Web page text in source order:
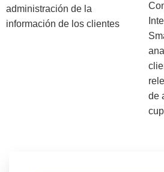
administración de la
información de los clientes
de